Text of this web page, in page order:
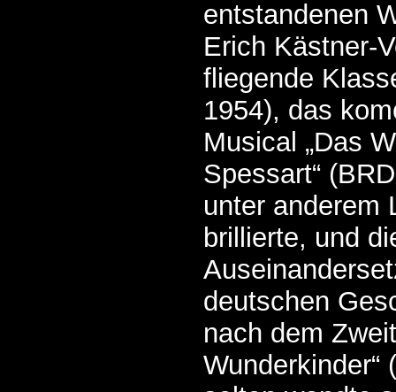
entstandenen
Erich Kästner-
fliegende
1954), das
Musical „Das
Spessart“
unter anderem
brillierte, und
deutschen
nach dem
Wunderkinder“